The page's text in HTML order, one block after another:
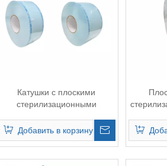
Катушки с плоскими
стерилизационными
Добавить в корзину